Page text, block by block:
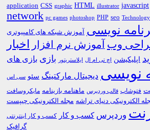
application CSS graphic HTML illustrator javascript
network pc games photoshop PHP seo Technology
نویسی آموزش شبکه های کامپیوتری
وب آموزش نرم افزار اخبار
اپلیکیشن اچ تی ام ال ایلاستریتور بازی بازی های
نویسی دیجیتال مارکتینگ سئو سی اس
فتوشاپ قالب وردپرس ماهنامه بازینامه مایکروسافت
الکترونیکی دنیای تراشه مجله الکترونیکی چیپست
وردپرس کسب و کار کسب و کار اینترنتی
گرافیک